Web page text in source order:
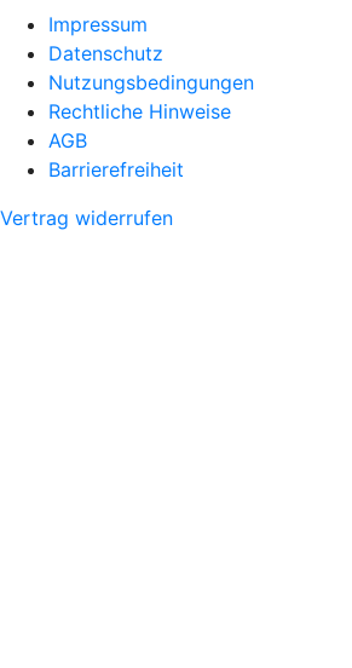
Impressum
Datenschutz
Nutzungsbedingungen
Rechtliche Hinweise
AGB
Barrierefreiheit
Vertrag widerrufen